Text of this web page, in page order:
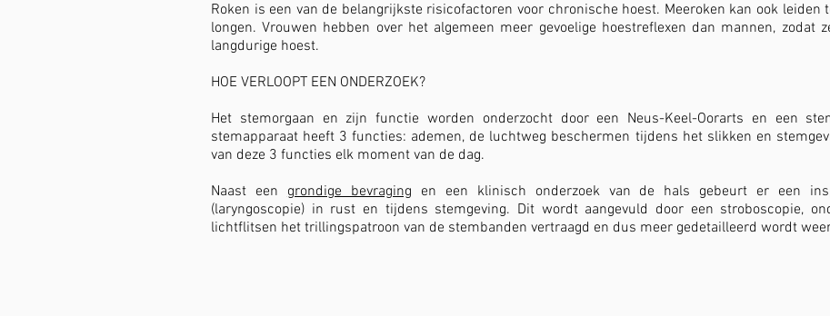
Roken is een van de belangrijkste risicofactoren voor chronische hoest. Meeroken kan ook leiden
longen. Vrouwen hebben over het algemeen meer gevoelige hoestreflexen dan mannen, zodat
langdurige hoest.
HOE VERLOOPT EEN ONDERZOEK?
Het stemorgaan en zijn functie worden onderzocht door een Neus-Keel-Oorarts en een
stemapparaat heeft 3 functies: ademen, de luchtweg beschermen tijdens het slikken en
van deze 3 functies elk moment van de dag.
Naast eengrondige bevraging en een klinisch onderzoek van de hals gebeurt er een
(laryngoscopie) in rust en tijdens stemgeving. Dit wordt aangevuld door een stroboscopie,
lichtflitsen het trillingspatroon van de stembanden vertraagd en dus meer gedetailleerd wordt